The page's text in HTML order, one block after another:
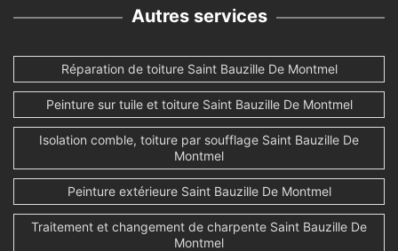
Autres services
Réparation de toiture Saint Bauzille De Montmel
Peinture sur tuile et toiture Saint Bauzille De Montmel
Isolation comble, toiture par soufflage Saint Bauzille De
Montmel
Peinture extérieure Saint Bauzille De Montmel
Traitement et changement de charpente Saint Bauzille De
Montmel